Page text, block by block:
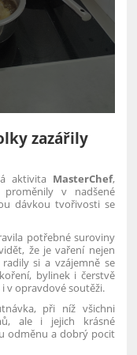
zazářily
aktivita MasterChef,
v nadšené
dávkou tvořivosti se
potřebné suroviny
že je vaření nejen
si a vzájemně se
bylinek i čerstvě
v opravdové soutěži.
při níž všichni
ale i jejich krásné
odměnu a dobrý pocit